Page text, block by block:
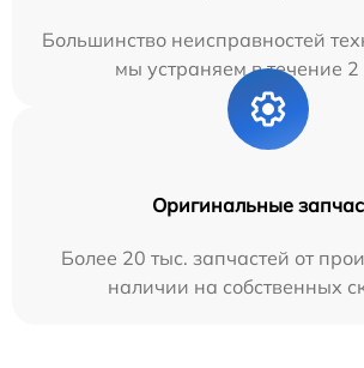
Большинство неисправностей
мы устраняем в течение 2
Оригинальные
Более 20 тыс. запчастей от
наличии на собственных